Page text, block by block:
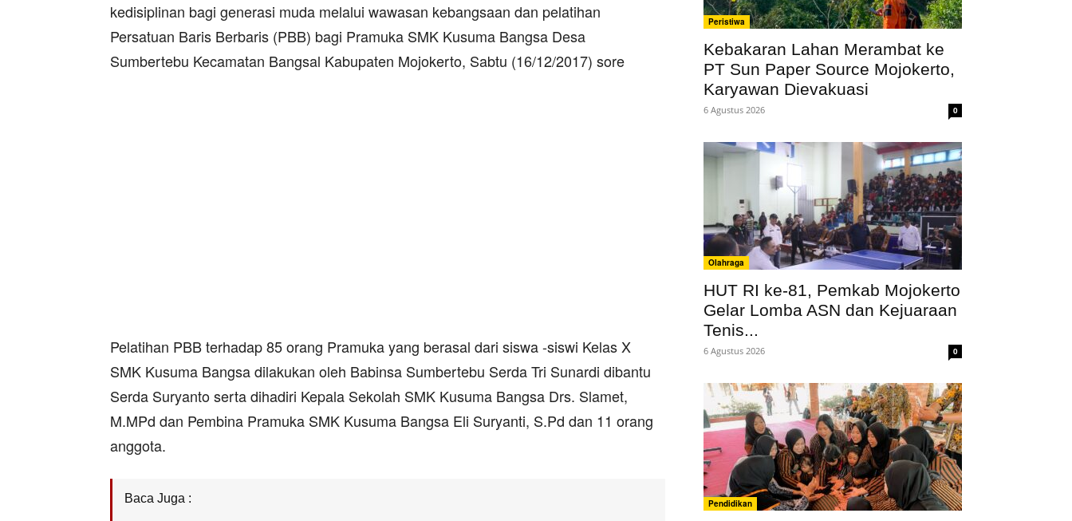
kedisiplinan bagi generasi muda melalui wawasan kebangsaan dan pelatihan
Persatuan Baris Berbaris (PBB) bagi Pramuka SMK Kusuma Bangsa Desa
Sumbertebu Kecamatan Bangsal Kabupaten Mojokerto, Sabtu (16/12/2017) sore
Pelatihan PBB terhadap 85 orang Pramuka yang berasal dari siswa -siswi Kelas X
SMK Kusuma Bangsa dilakukan oleh Babinsa Sumbertebu Serda Tri Sunardi dibantu
Serda Suryanto serta dihadiri Kepala Sekolah SMK Kusuma Bangsa Drs. Slamet,
M.MPd dan Pembina Pramuka SMK Kusuma Bangsa Eli Suryanti, S.Pd dan 11 orang
anggota.
Baca Juga :
Peristiwa
Kebakaran Lahan Merambat ke
PT Sun Paper Source Mojokerto,
Karyawan Dievakuasi
6 Agustus 2026 0
Olahraga
HUT RI ke-81, Pemkab Mojokerto
Gelar Lomba ASN dan Kejuaraan
Tenis...
6 Agustus 2026 0
Pendidikan